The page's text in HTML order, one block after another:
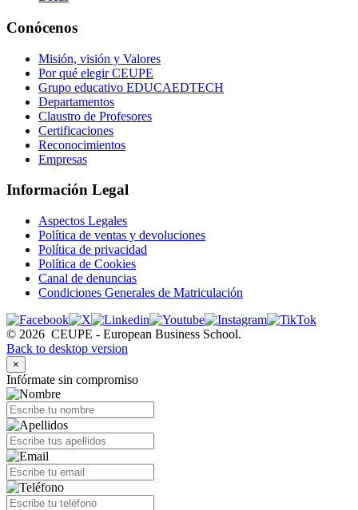
Conócenos
Misión, visión y Valores
Por qué elegir CEUPE
Grupo educativo EDUCAEDTECH
Departamentos
Claustro de Profesores
Certificaciones
Reconocimientos
Empresas
Información Legal
Aspectos Legales
Política de ventas y devoluciones
Política de privacidad
Política de Cookies
Canal de denuncias
Condiciones Generales de Matriculación
© 2026 CEUPE - European Business School.
Back to desktop version
×
Infórmate sin compromiso